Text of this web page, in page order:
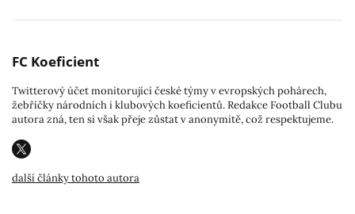
FC Koeficient
Twitterový účet monitorující české týmy v evropských pohárech,
žebříčky národních i klubových koeficientů. Redakce Football Clubu
autora zná, ten si však přeje zůstat v anonymitě, což respektujeme.
další články tohoto autora